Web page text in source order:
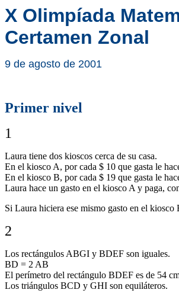
X Olimpíada
Certamen Zonal
9 de agosto de 2001
Primer nivel
1
Laura tiene dos kioscos cerca de su casa.
En el kiosco A, por cada $ 10 que gasta le
En el kiosco B, por cada $ 19 que gasta le
Laura hace un gasto en el kiosco A y paga,
Si Laura hiciera ese mismo gasto en el
2
Los rectángulos ABGI y BDEF son iguales.
BD = 2 AB
El perímetro del rectángulo BDEF es de 54
Los triángulos BCD y GHI son equiláteros.